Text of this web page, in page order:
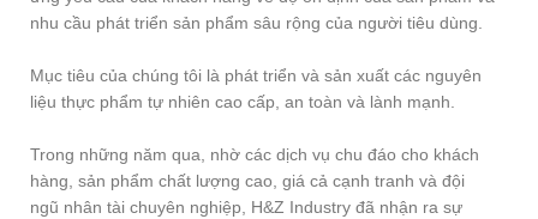
nhu cầu phát triển sản phẩm sâu rộng của người tiêu dùng.
Mục tiêu của chúng tôi là phát triển và sản xuất các nguyên
liệu thực phẩm tự nhiên cao cấp, an toàn và lành mạnh.
Trong những năm qua, nhờ các dịch vụ chu đáo cho khách
hàng, sản phẩm chất lượng cao, giá cả cạnh tranh và đội
ngũ nhân tài chuyên nghiệp, H&Z Industry đã nhận ra sự